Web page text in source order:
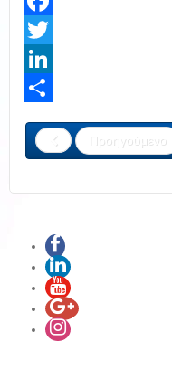
Facebook
Twitter
LinkedIn
Προηγούμενο